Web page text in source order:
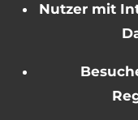
Nutzer mit